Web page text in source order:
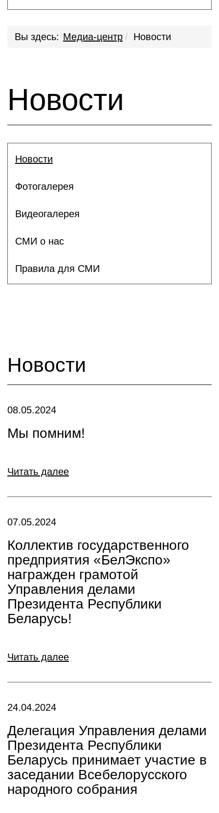
Вы здесь: Медиа-центр Новости
Новости
Новости
Фотогалерея
Видеогалерея
СМИ о нас
Правила для СМИ
Новости
08.05.2024
Мы помним!
Читать далее
07.05.2024
Коллектив государственного
предприятия «БелЭкспо»
награжден грамотой
Управления делами
Президента Республики
Беларусь!
Читать далее
24.04.2024
Делегация Управления делами
Президента Республики
Беларусь принимает участие в
заседании Всебелорусского
народного собрания